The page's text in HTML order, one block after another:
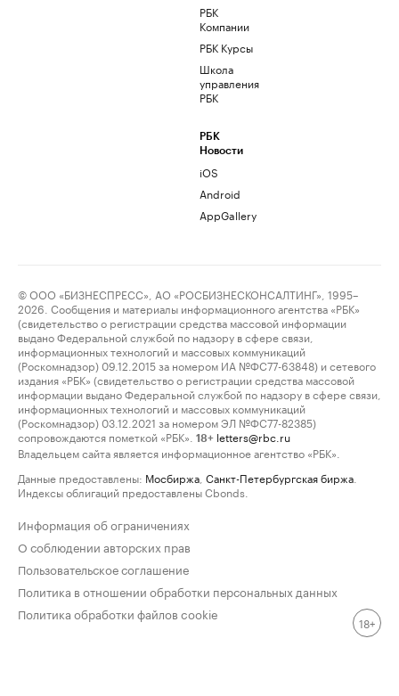
РБК
Компании
РБК Курсы
Школа
управления
РБК
РБК
Новости
iOS
Android
AppGallery
© ООО «БИЗНЕСПРЕСС», АО «РОСБИЗНЕСКОНСАЛТИНГ», 1995–
2026. Сообщения и материалы информационного агентства «РБК»
(свидетельство о регистрации средства массовой информации
выдано Федеральной службой по надзору в сфере связи,
информационных технологий и массовых коммуникаций
(Роскомнадзор) 09.12.2015 за номером ИА №ФС77-63848) и сетевого
издания «РБК» (свидетельство о регистрации средства массовой
информации выдано Федеральной службой по надзору в сфере связи,
информационных технологий и массовых коммуникаций
(Роскомнадзор) 03.12.2021 за номером ЭЛ №ФС77-82385)
сопровождаются пометкой «РБК».
18+ letters@rbc.ru
Владельцем сайта является информационное агентство «РБК».
Данные предоставлены: Мосбиржа Санкт-Петербургская биржа
Индексы облигаций предоставлены Cbonds.
Информация об ограничениях
О соблюдении авторских прав
Пользовательское соглашение
Политика в отношении обработки персональных данных
Политика обработки файлов cookie
18+